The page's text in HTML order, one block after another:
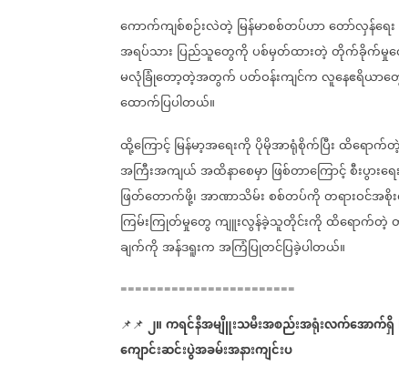
ကောက်ကျစ်စဉ်းလဲတဲ့ မြန်မာစစ်တပ်ဟာတော်လှန်ရေး
အရပ်သား ပြည်သူတွေကိုပစ်မှတ်ထားတဲ့တိုက်ခိုက်မှု
မလုံခြုံတော့တဲ့အတွက်ပတ်ဝန်းကျင်ကလူနေဧရိယာ
ထောက်ပြပါတယ်။
ထို့ကြောင့်မြန်မာ့အရေးကိုပိုမိုအာရုံစိုက်ပြီးထိရောက်တဲ့
အကြီးအကျယ်အထိနာစေမှာဖြစ်တာကြောင့်စီးပွားရေး
ဖြတ်တောက်ဖို့၊အာဏာသိမ်းစစ်တပ်ကိုတရားဝင်အစို
ကြမ်းကြုတ်မှုတွေကျူးလွန်ခဲ့သူတိုင်းကိုထိရောက်တဲ့
ချက်ကိုအန်ဒရူးကအကြံပြုတင်ပြခဲ့ပါတယ်။
========================
📌📌 ၂။ကရင်နီအမျိူးသမီးအစည်းအရုံးလက်အောက်ရှိ
ကျောင်းဆင်းပွဲအခမ်းအနားကျင်းပ